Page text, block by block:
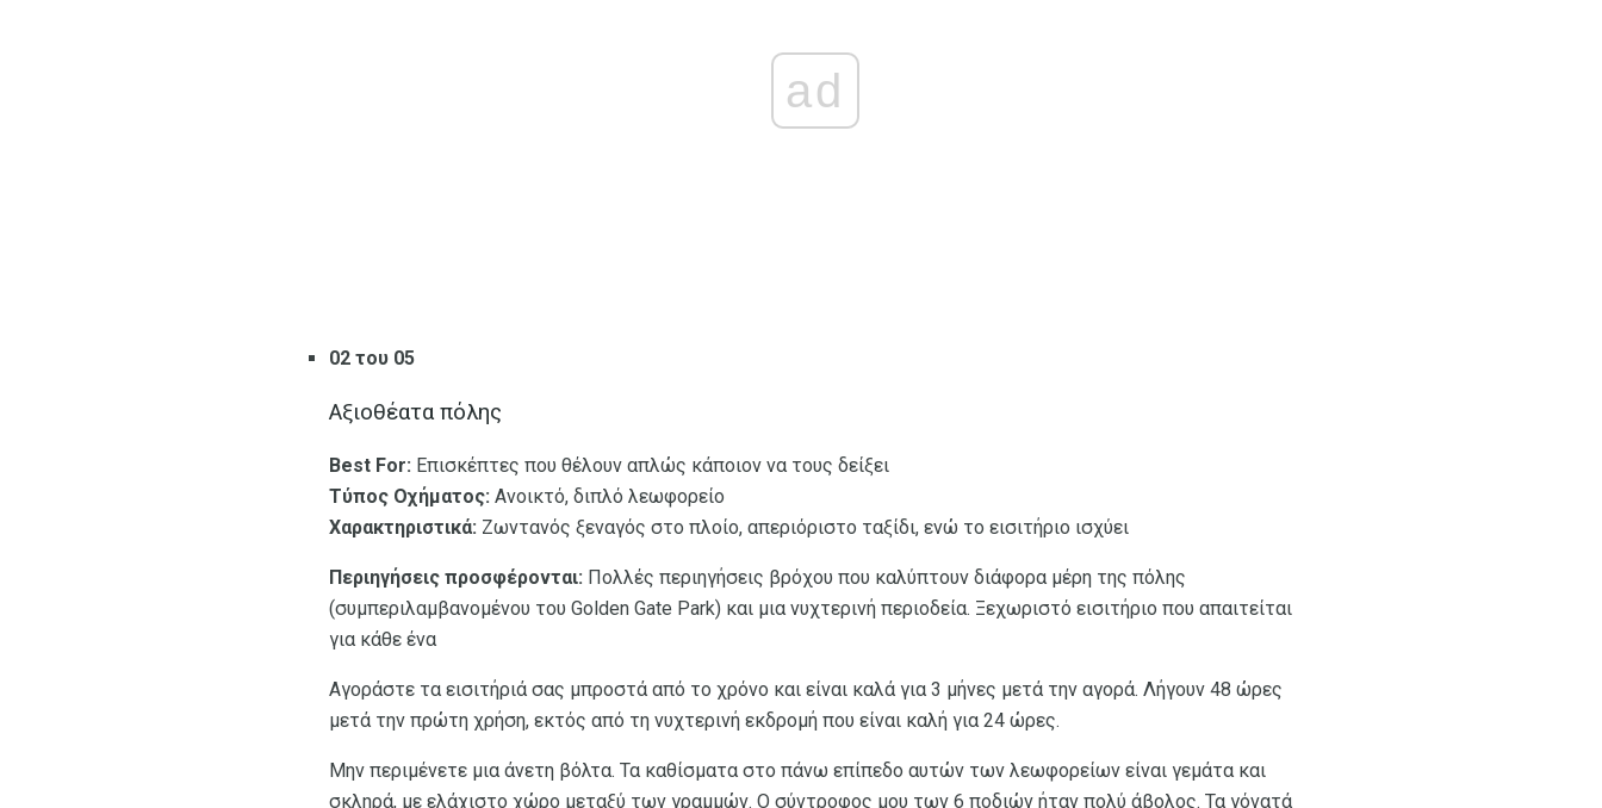
ad
02 του 05
Αξιοθέατα πόλης
Best For: Επισκέπτες που θέλουν απλώς κάποιον να τους δείξει
Τύπος Οχήματος: Ανοικτό, διπλό λεωφορείο
Χαρακτηριστικά: Ζωντανός ξεναγός στο πλοίο, απεριόριστο ταξίδι, ενώ το εισιτήριο ισχύει
Περιηγήσεις προσφέρονται: Πολλές περιηγήσεις βρόχου που καλύπτουν διάφορα μέρη της πόλης
(συμπεριλαμβανομένου του Golden Gate Park) και μια νυχτερινή περιοδεία. Ξεχωριστό εισιτήριο που απαιτείται
για κάθε ένα
Αγοράστε τα εισιτήριά σας μπροστά από το χρόνο και είναι καλά για 3 μήνες μετά την αγορά. Λήγουν 48 ώρες
μετά την πρώτη χρήση, εκτός από τη νυχτερινή εκδρομή που είναι καλή για 24 ώρες.
Μην περιμένετε μια άνετη βόλτα. Τα καθίσματα στο πάνω επίπεδο αυτών των λεωφορείων είναι γεμάτα και
σκληρά, με ελάχιστο χώρο μεταξύ των γραμμών. Ο σύντροφος μου των 6 ποδιών ήταν πολύ άβολος. Τα γόνατά